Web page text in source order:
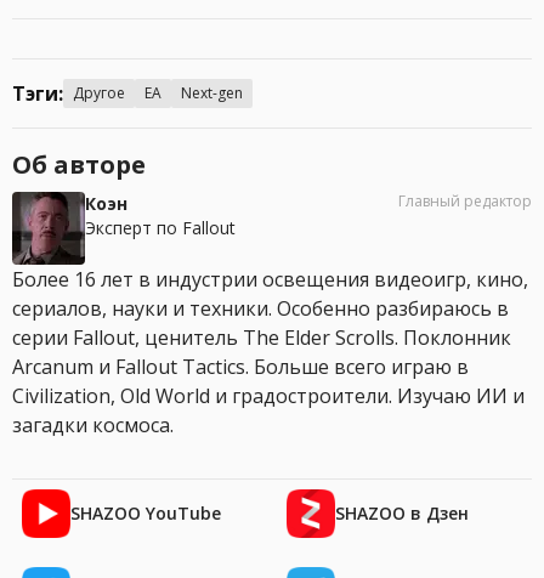
Тэги: Другое EA Next-gen
Об авторе
Коэн
Эксперт по Fallout
Главный редактор
Более 16 лет в индустрии освещения видеоигр, кино,
сериалов, науки и техники. Особенно разбираюсь в
серии Fallout, ценитель The Elder Scrolls. Поклонник
Arcanum и Fallout Tactics. Больше всего играю в
Civilization, Old World и градостроители. Изучаю ИИ и
загадки космоса.
SHAZOO YouTube SHAZOO в Дзен